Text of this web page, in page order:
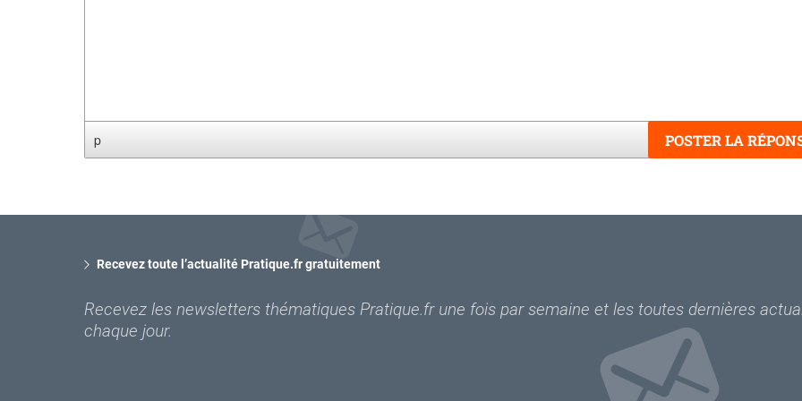
p POSTER LA
Recevez toute l’actualité Pratique.fr gratuitement
Recevez les newsletters thématiques Pratique.fr une fois par semaine et les toutes dernières
chaque jour.